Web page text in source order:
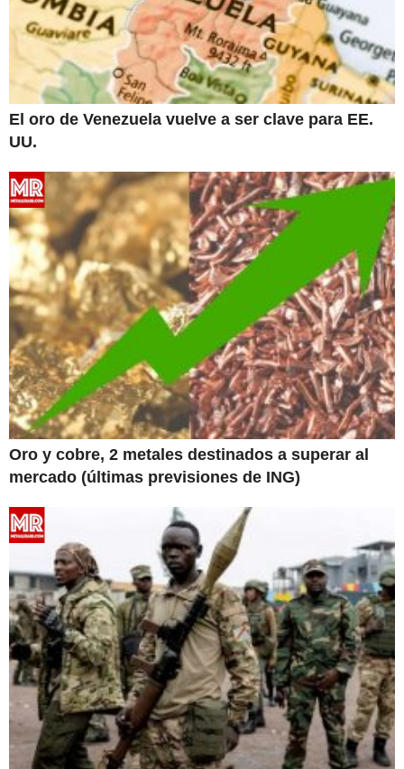
El oro de Venezuela vuelve a ser clave para EE.
UU.
Oro y cobre, 2 metales destinados a superar al
mercado (últimas previsiones de ING)